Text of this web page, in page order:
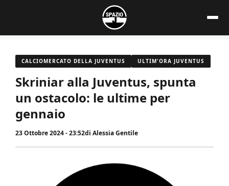
contenuto
CALCIOMERCATO DELLA JUVENTUS ULTIM'ORA JUVENTUS
Skriniar alla Juventus, spunta
un ostacolo: le ultime per
gennaio
23 Ottobre 2024 - 23:52di Alessia Gentile